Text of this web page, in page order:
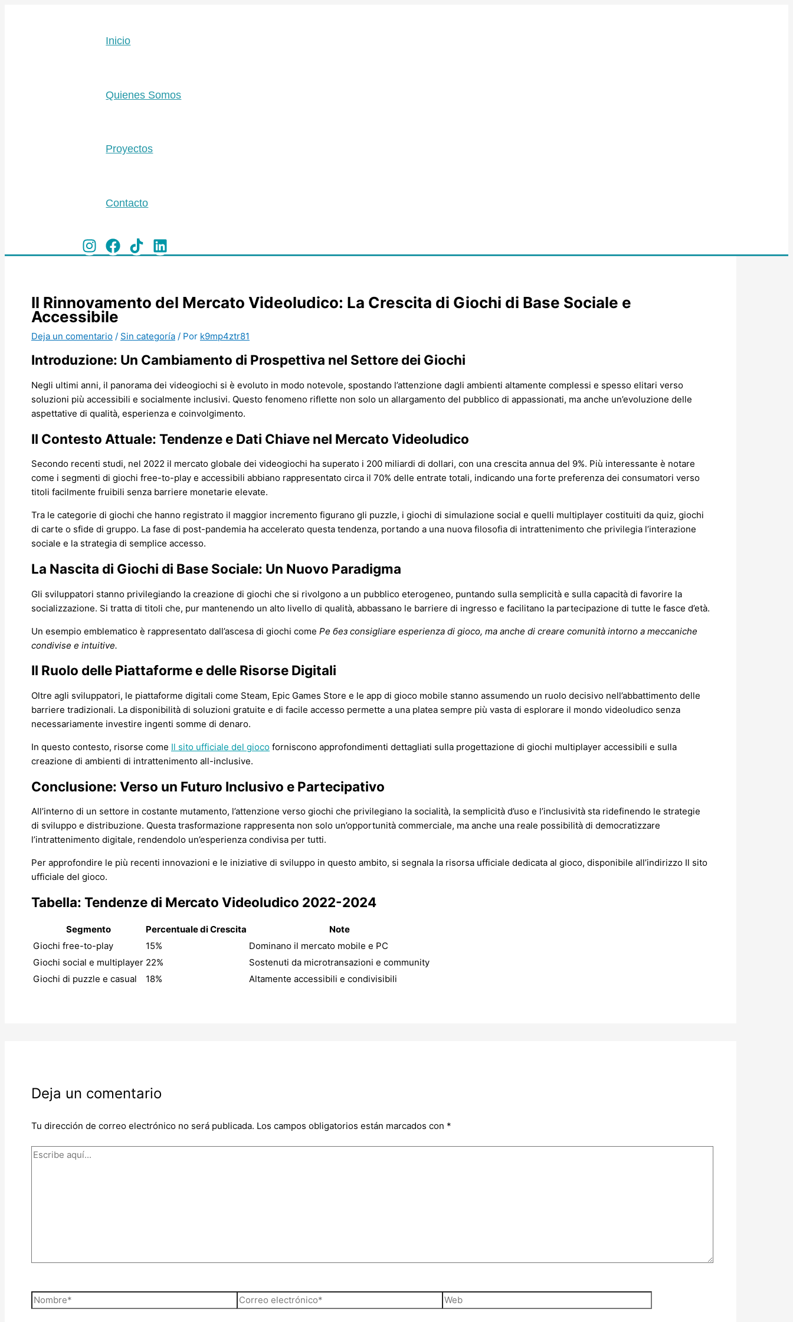
Inicio
Quienes Somos
Proyectos
Contacto
Il Rinnovamento del Mercato Videoludico: La Crescita di Giochi di Base Sociale e
Accessibile
Deja un comentario / Sin categoría / Por k9mp4ztr81
Introduzione: Un Cambiamento di Prospettiva nel Settore dei Giochi
Negli ultimi anni, il panorama dei videogiochi si è evoluto in modo notevole, spostando l’attenzione dagli ambienti altamente complessi e spesso elitari verso
soluzioni più accessibili e socialmente inclusivi. Questo fenomeno riflette non solo un allargamento del pubblico di appassionati, ma anche un’evoluzione delle
aspettative di qualità, esperienza e coinvolgimento.
Il Contesto Attuale: Tendenze e Dati Chiave nel Mercato Videoludico
Secondo recenti studi, nel 2022 il mercato globale dei videogiochi ha superato i 200 miliardi di dollari, con una crescita annua del 9%. Più interessante è notare
come i segmenti di giochi free-to-play e accessibili abbiano rappresentato circa il 70% delle entrate totali, indicando una forte preferenza dei consumatori verso
titoli facilmente fruibili senza barriere monetarie elevate.
Tra le categorie di giochi che hanno registrato il maggior incremento figurano gli puzzle, i giochi di simulazione social e quelli multiplayer costituiti da quiz, giochi
di carte o sfide di gruppo. La fase di post-pandemia ha accelerato questa tendenza, portando a una nuova filosofia di intrattenimento che privilegia l’interazione
sociale e la strategia di semplice accesso.
La Nascita di Giochi di Base Sociale: Un Nuovo Paradigma
Gli sviluppatori stanno privilegiando la creazione di giochi che si rivolgono a un pubblico eterogeneo, puntando sulla semplicità e sulla capacità di favorire la
socializzazione. Si tratta di titoli che, pur mantenendo un alto livello di qualità, abbassano le barriere di ingresso e facilitano la partecipazione di tutte le fasce d’età.
Un esempio emblematico è rappresentato dall’ascesa di giochi come Pe без consigliare esperienza di gioco, ma anche di creare comunità intorno a meccaniche
condivise e intuitive.
Il Ruolo delle Piattaforme e delle Risorse Digitali
Oltre agli sviluppatori, le piattaforme digitali come Steam, Epic Games Store e le app di gioco mobile stanno assumendo un ruolo decisivo nell’abbattimento delle
barriere tradizionali. La disponibilità di soluzioni gratuite e di facile accesso permette a una platea sempre più vasta di esplorare il mondo videoludico senza
necessariamente investire ingenti somme di denaro.
In questo contesto, risorse come Il sito ufficiale del gioco forniscono approfondimenti dettagliati sulla progettazione di giochi multiplayer accessibili e sulla
creazione di ambienti di intrattenimento all-inclusive.
Conclusione: Verso un Futuro Inclusivo e Partecipativo
All’interno di un settore in costante mutamento, l’attenzione verso giochi che privilegiano la socialità, la semplicità d’uso e l’inclusività sta ridefinendo le strategie
di sviluppo e distribuzione. Questa trasformazione rappresenta non solo un’opportunità commerciale, ma anche una reale possibilità di democratizzare
l’intrattenimento digitale, rendendolo un’esperienza condivisa per tutti.
Per approfondire le più recenti innovazioni e le iniziative di sviluppo in questo ambito, si segnala la risorsa ufficiale dedicata al gioco, disponibile all’indirizzo Il sito
ufficiale del gioco.
Tabella: Tendenze di Mercato Videoludico 2022-2024
Segmento Percentuale di Crescita
Note
Giochi free-to-play
15%
Dominano il mercato mobile e PC
Giochi social e multiplayer 22%
Sostenuti da microtransazioni e community
Giochi di puzzle e casual
18% Altamente accessibili e condivisibili
Deja un comentario
Tu dirección de correo electrónico no será publicada. Los campos obligatorios están marcados con *